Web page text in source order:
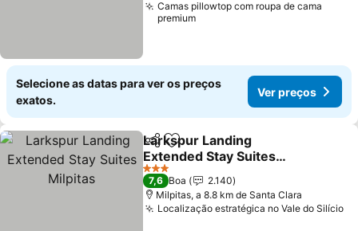
Camas pillowtop com roupa de cama
premium
Selecione as datas para ver os preços
exatos.
Ver preços
PartilharAdicionar aos favoritos
Larkspur Landing
Extended Stay Suites
Milpitas
Ver preços
3 Estrelas
7,6 Boa
2.140
Milpitas, a 8.8 km de Santa Clara
Localização estratégica no Vale do Silício